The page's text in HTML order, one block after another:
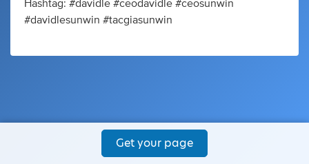
Hashtag: #davidle #ceodavidle #ceosunwin
#davidlesunwin #tacgiasunwin
Get your page